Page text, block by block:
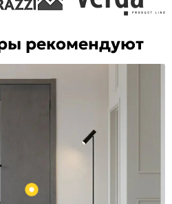
рекомендуют